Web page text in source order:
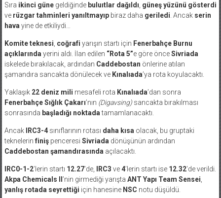
Sıra ikinci günegeldiğinde buluıtlar dağıldı güneş yüzünü gösterdi
ve rüzgar tahminleri yanıltmayıpbiraz daha geriledi . Ancak serin
hava yine de etkiliydi…
Komite teknesi coğrafi yarışın startı için Fenerbahçe Burnu
açıklarında yerini aldı. İlan edilen “Rota 5”e göre önceSivriada
iskelede bırakılacak, ardından Caddebostan önlerine atılan
şamandıra sancakta dönülecek ve Kınalıada’ya rota koyulacaktı.
Yaklaşık 22 deniz mili mesafeli rota Kınalıada’dan sonra
Fenerbahçe Sığlık Çakarı’nın (Digavsing)sancakta bırakılması
sonrasında başladığı noktadatamamlanacaktı.
Ancak IRC3-4sınıflarının rotası daha kısa olacak, bu gruptaki
teknelerin finişpenceresi Sivriada dönüşünün ardından
Caddebostan şamandırasında açılacaktı.
IRC0-1-2’lerin startı 12.27’de, IRC3 ve4’lerin startı ise 12.32’de verildi.
Akpa Chemicals II ’nin girmediği yarışta ANT Yapı Team Sensei
yanlış rotada seyrettiği için hanesine NSC notu düşüldü.